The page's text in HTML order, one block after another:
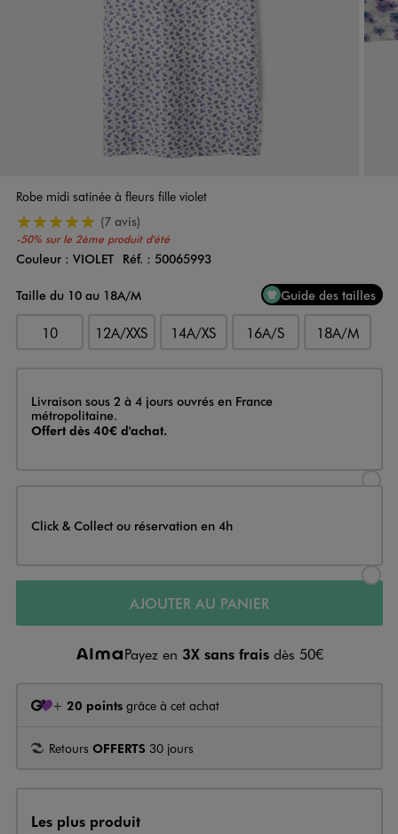
Robe midi satinée à fleurs fille violet
-50% sur le 2ème produit d'été
5/5 de moyenne(7 avis)
Couleur
Couleur : VIOLET Réf. : 50065993
Taille du 10 au 18A/M
Guide des tailles
10 12A/XXS 14A/XS 16A/S 18A/M
Livraison
Livraison sous 2 à 4 jours ouvrés en France
métropolitaine.
Offert dès 40€ d'achat.
Click & Collect ou réservation en 4h
AJOUTER AU PANIER
Payez en 3X sans frais dès 50€
+ 20 points grâce à cet achat
Retours OFFERTS 30 jours
Les plus produit